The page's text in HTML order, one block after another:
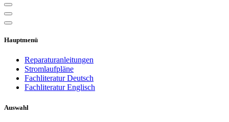
Hauptmenü
Reparaturanleitungen
Stromlaufpläne
Fachliteratur Deutsch
Fachliteratur Englisch
Auswahl